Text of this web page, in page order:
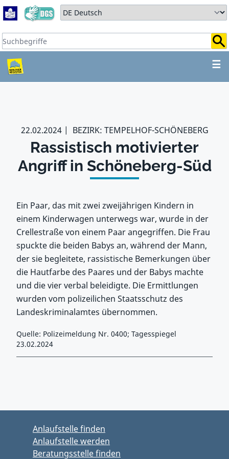
Zum Hauptbereich springen
Zum Hauptmenü springen
Sprache auswählen:
Suchbegriffe:
☰
ZUM HAUPTBEREICH
22.02.2024 BEZIRK: TEMPELHOF-SCHÖNEBERG
Rassistisch motivierter
Angriff in Schöneberg-Süd
Ein Paar, das mit zwei zweijährigen Kindern in
einem Kinderwagen unterwegs war, wurde in der
Crellestraße von einem Paar angegriffen. Die Frau
spuckte die beiden Babys an, während der Mann,
der sie begleitete, rassistische Bemerkungen über
die Hautfarbe des Paares und der Babys machte
und die vier verbal beleidigte. Die Ermittlungen
wurden vom polizeilichen Staatsschutz des
Landeskriminalamtes übernommen.
Quelle: Polizeimeldung Nr. 0400; Tagesspiegel
23.02.2024
Anlaufstelle finden
Anlaufstelle werden
Beratungsstelle finden